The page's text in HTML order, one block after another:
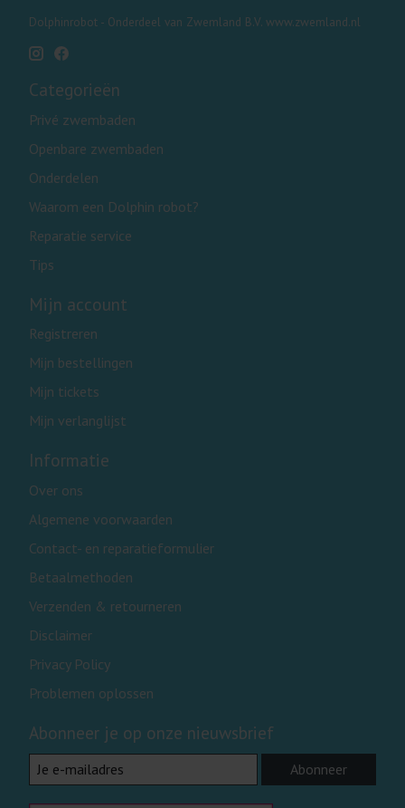
Dolphinrobot - Onderdeel van Zwemland B.V. www.zwemland.nl
Categorieën
Privé zwembaden
Openbare zwembaden
Onderdelen
Waarom een Dolphin robot?
Reparatie service
Tips
Mijn account
Registreren
Mijn bestellingen
Mijn tickets
Mijn verlanglijst
Informatie
Over ons
Algemene voorwaarden
Contact- en reparatieformulier
Betaalmethoden
Verzenden & retourneren
Disclaimer
Privacy Policy
Problemen oplossen
Abonneer je op onze nieuwsbrief
Abonneer